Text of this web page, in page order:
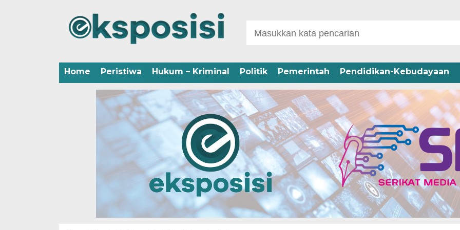
Home Peristiwa Hukum – Kriminal Politik Pemerintah Pendidikan-Kebudayaan